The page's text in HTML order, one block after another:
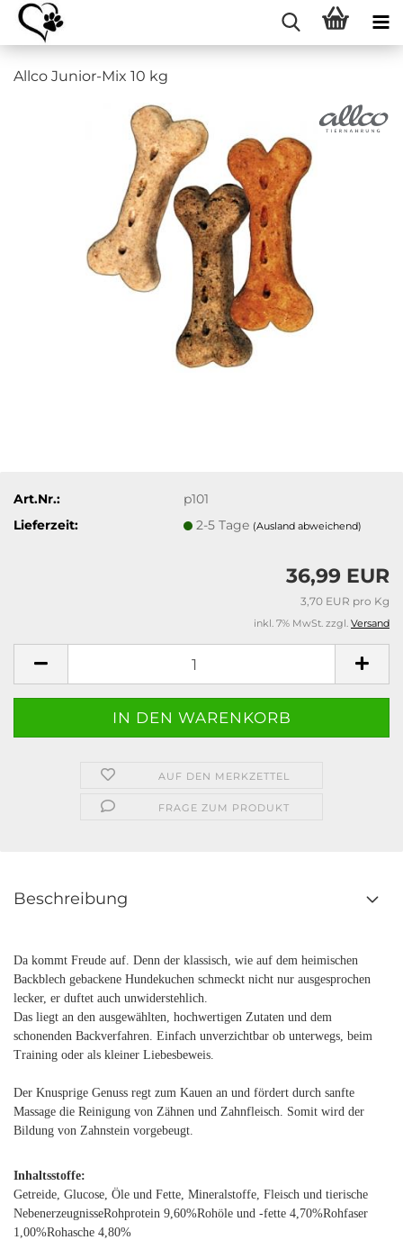
Allco Junior-Mix 10 kg
Art.Nr.:
p101
Lieferzeit:
2-5 Tage (Ausland abweichend)
36,99 EUR
3,70 EUR pro Kg
inkl. 7% MwSt. zzgl. Versand
AUF DEN MERKZETTEL
FRAGE ZUM PRODUKT
Beschreibung
Da kommt Freude auf. Denn der klassisch, wie auf dem heimischen
Backblech gebackene Hundekuchen schmeckt nicht nur ausgesprochen
lecker, er duftet auch unwiderstehlich.
Das liegt an den ausgewählten, hochwertigen Zutaten und dem
schonenden Backverfahren. Einfach unverzichtbar ob unterwegs, beim
Training oder als kleiner Liebesbeweis.
Der Knusprige Genuss regt zum Kauen an und fördert durch sanfte
Massage die Reinigung von Zähnen und Zahnfleisch. Somit wird der
Bildung von Zahnstein vorgebeugt.
Inhaltsstoffe:
Getreide, Glucose, Öle und Fette, Mineralstoffe, Fleisch und tierische
NebenerzeugnisseRohprotein 9,60%Rohöle und -fette 4,70%Rohfaser
1,00%Rohasche 4,80%